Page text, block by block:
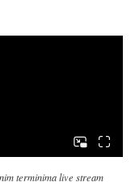
terminima live stream